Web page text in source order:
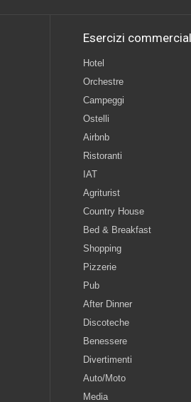
Esercizi
Hotel
Orchestre
Campeggi
Ostelli
Airbnb
Ristoranti
IAT
Agriturist
Country House
Bed & Breakfast
Shopping
Pizzerie
Pub
After Dinner
Discoteche
Benessere
Divertimenti
Auto/Moto
Media